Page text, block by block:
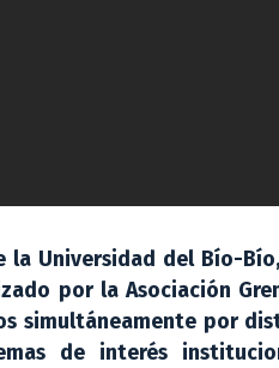
Universidad del Bío-
por la Asociación
simultáneamente por
de interés